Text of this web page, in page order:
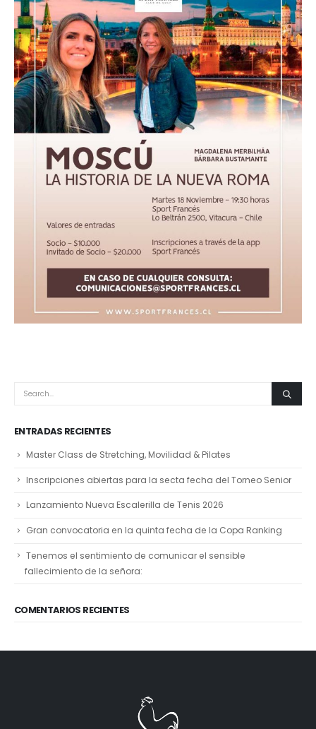
ENTRADAS RECIENTES
Master Class de Stretching, Movilidad & Pilates
Inscripciones abiertas para la secta fecha del Torneo Senior
Lanzamiento Nueva Escalerilla de Tenis 2026
Gran convocatoria en la quinta fecha de la Copa Ranking
Tenemos el sentimiento de comunicar el sensible
fallecimiento de la señora:
COMENTARIOS RECIENTES